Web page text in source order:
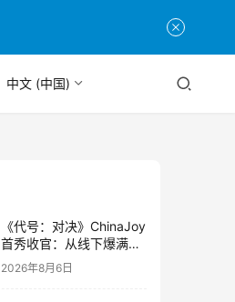
中文 (中国)
《代号：对决》ChinaJoy
首秀收官：从线下爆满看
见玩家的真实期待
2026年8月6日